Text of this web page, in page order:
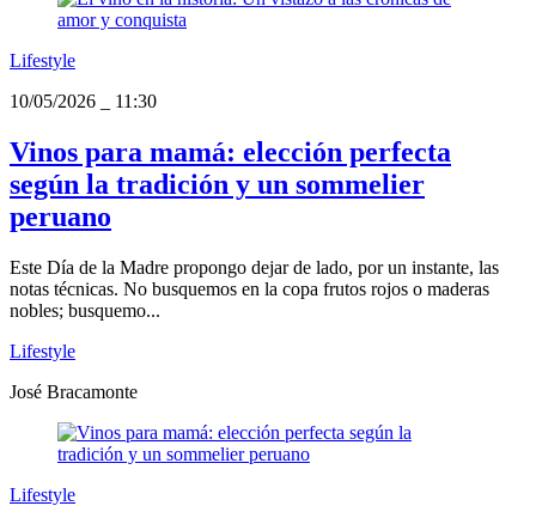
Lifestyle
10/05/2026
11:30
Vinos para mamá: elección perfecta
según la tradición y un sommelier
peruano
Este Día de la Madre propongo dejar de lado, por un instante, las
notas técnicas. No busquemos en la copa frutos rojos o maderas
nobles; busquemo...
Lifestyle
José Bracamonte
Lifestyle